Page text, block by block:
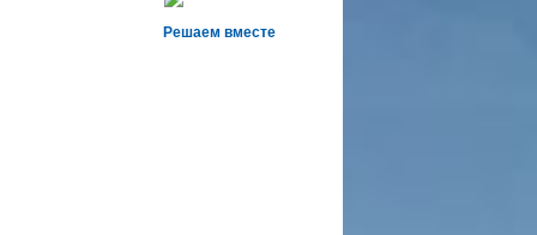
Решаем вместе